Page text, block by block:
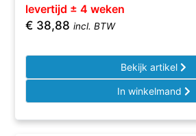
levertijd ± 4 weken
€ 38,88 incl. BTW
Bekijk artikel
In winkelmand